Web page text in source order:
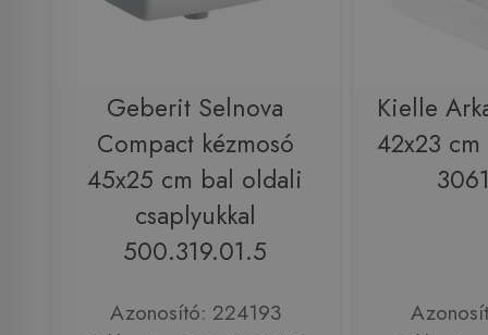
Geberit Selnova
Compact kézmosó
45x25 cm bal oldali
csaplyukkal
500.319.01.5
Azonosító: 224193
Kielle
42x23